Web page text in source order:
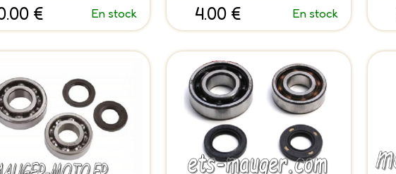
€ En stock 4.00 € En stock